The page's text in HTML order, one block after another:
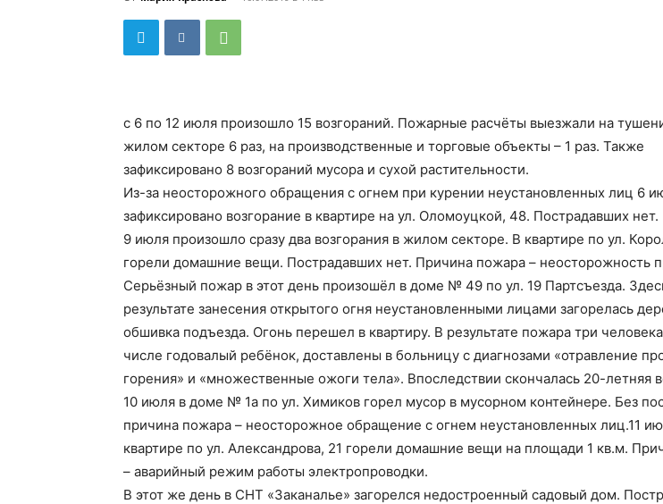
с 6 по 12 июля произошло 15 возгораний. Пожарные расчёты выезжали на
жилом секторе 6 раз, на производственные и торговые объекты – 1 раз. Также
зафиксировано 8 возгораний мусора и сухой растительности.
Из-за неосторожного обращения с огнем при курении неустановленных лиц 6
зафиксировано возгорание в квартире на ул. Оломоуцкой, 48. Пострадавших нет.
9 июля произошло сразу два возгорания в жилом секторе. В квартире по ул.
горели домашние вещи. Пострадавших нет. Причина пожара – неосторожность
Серьёзный пожар в этот день произошёл в доме № 49 по ул. 19 Партсъезда.
результате занесения открытого огня неустановленными лицами загорелась
обшивка подъезда. Огонь перешел в квартиру. В результате пожара три
числе годовалый ребёнок, доставлены в больницу с диагнозами «отравление
горения» и «множественные ожоги тела». Впоследствии скончалась 20-летняя
10 июля в доме № 1а по ул. Химиков горел мусор в мусорном контейнере. Без
причина пожара – неосторожное обращение с огнем неустановленных лиц.11
квартире по ул. Александрова, 21 горели домашние вещи на площади 1 кв.м.
– аварийный режим работы электропроводки.
В этот же день в СНТ «Заканалье» загорелся недостроенный садовый дом.